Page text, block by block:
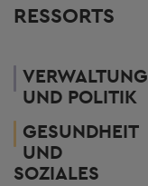
RESSORTS
VERWALTUNG
UND POLITIK
GESUNDHEIT
UND
SOZIALES